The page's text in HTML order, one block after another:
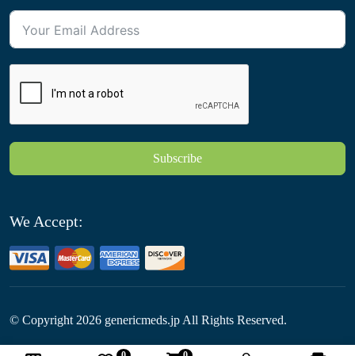
Subscribe
We Accept:
© Copyright 2026 genericmeds.jp All Rights Reserved.